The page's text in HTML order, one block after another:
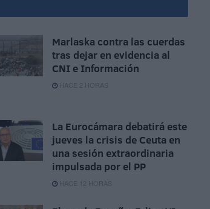
Marlaska contra las cuerdas
tras dejar en evidencia al
CNI e Información
HACE 2 HORAS
La Eurocámara debatirá este
jueves la crisis de Ceuta en
una sesión extraordinaria
impulsada por el PP
HACE 12 HORAS